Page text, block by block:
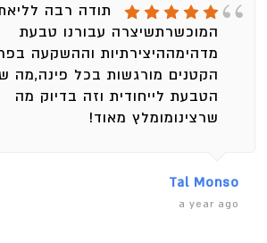
תודה רבה
המוכשרתשיצרה עבורנו טבעת
מדהימההיצירתיות וההשקעה
הקטנים מורגשות בכל פינה,מה
הטבעת לייחודית וזה בדיוק מה
שרצינומומלץ מאוד!
Tal Monso
a year ago